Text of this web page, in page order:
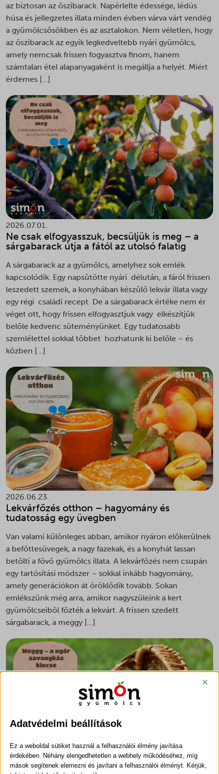
az biztosan az őszibarack. Napérlelte édessége, lédús
húsa és jellegzetes illata minden évben várva várt vendég
a gyümölcsösökben és az asztalokon. Nem véletlen, hogy
az őszibarack az egyik legkedveltebb nyári gyümölcs,
amely nemcsak frissen fogyasztva finom, hanem
számtalan étel alapanyagaként is megállja a helyét. Miért
érdemes […]
2026.07.01.
Ne csak elfogyasszuk, becsüljük is meg – a
sárgabarack útja a fától az utolsó falatig
A sárgabarack az a gyümölcs, amelyhez sok emlék
kapcsolódik. Egy napsütötte nyári délután, a fáról frissen
leszedett szemek, a konyhában készülő lekvár illata vagy
egy régi családi recept. De a sárgabarack értéke nem ér
véget ott, hogy frissen elfogyasztjuk vagy elkészítjük
belőle kedvenc süteményünket. Egy tudatosabb
szemlélettel sokkal többet hozhatunk ki belőle – és
közben […]
2026.06.23.
Lekvárfőzés otthon – hagyomány és
tudatosság egy üvegben
Van valami különleges abban, amikor nyáron előkerülnek
a befőttesüvegek, a nagy fazekak, és a konyhát lassan
betölti a fővő gyümölcs illata. A lekvárfőzés nem csupán
egy tartósítási módszer – sokkal inkább hagyomány,
amely generációkon át öröklődik tovább. Sokan
emlékszünk még arra, amikor nagyszüleink a kert
gyümölcseiből főzték a lekvárt. A frissen szedett
sárgabarack, a meggy […]
2026.06.16.
Adatvédelmi beállítások
×
Ez a weboldal sütiket használ a felhasználói élmény javítása
érdekében. Néhány elengedhetetlen a webhely működéséhez, míg
mások segítenek elemezni és javítani a felhasználói élményt. Kérjük,